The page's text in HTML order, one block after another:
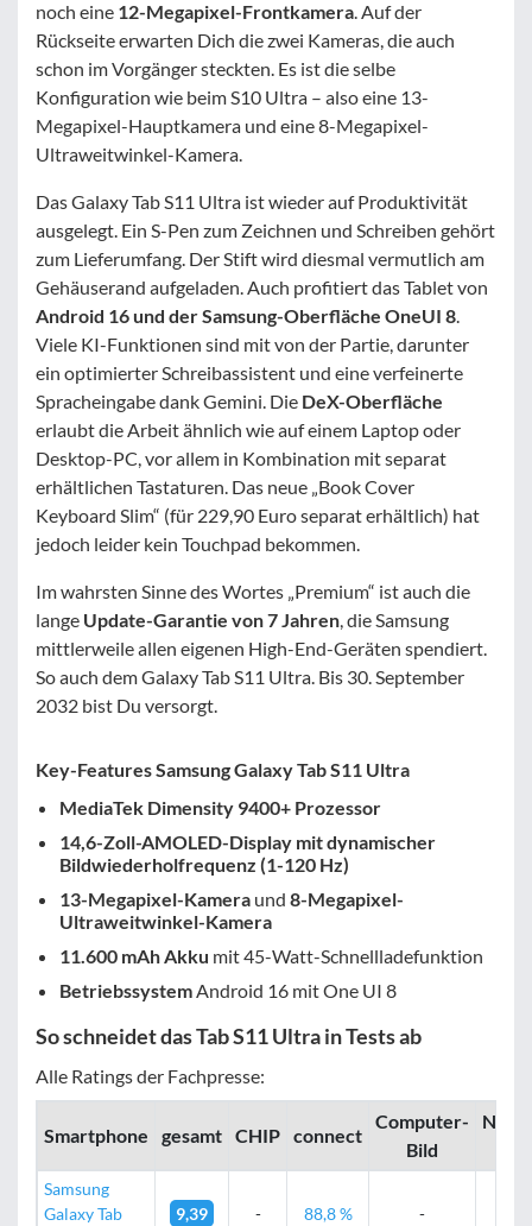
noch eine 12-Megapixel-Frontkamera . Auf der
Rückseite erwarten Dich die zwei Kameras, die auch
schon im Vorgänger steckten. Es ist die selbe
Konfiguration wie beim S10 Ultra – also eine 13-
Megapixel-Hauptkamera und eine 8-Megapixel-
Ultraweitwinkel-Kamera.
Das Galaxy Tab S11 Ultra ist wieder auf Produktivität
ausgelegt. Ein S-Pen zum Zeichnen und Schreiben gehört
zum Lieferumfang. Der Stift wird diesmal vermutlich am
Gehäuserand aufgeladen. Auch profitiert das Tablet von
Android 16 und der Samsung-Oberfläche OneUI 8
Viele KI-Funktionen sind mit von der Partie, darunter
ein optimierter Schreibassistent und eine verfeinerte
Spracheingabe dank Gemini. Die DeX-Oberfläche
erlaubt die Arbeit ähnlich wie auf einem Laptop oder
Desktop-PC, vor allem in Kombination mit separat
erhältlichen Tastaturen. Das neue „Book Cover
Keyboard Slim“ (für 229,90 Euro separat erhältlich) hat
jedoch leider kein Touchpad bekommen.
Im wahrsten Sinne des Wortes „Premium“ ist auch die
lange Update-Garantie von 7 Jahren , die Samsung
mittlerweile allen eigenen High-End-Geräten spendiert.
So auch dem Galaxy Tab S11 Ultra. Bis 30. September
2032 bist Du versorgt.
Key-Features Samsung Galaxy Tab S11 Ultra
MediaTek Dimensity 9400+ Prozessor
14,6-Zoll-AMOLED-Display mit dynamischer
Bildwiederholfrequenz (1-120 Hz)
13-Megapixel-Kamera und 8-Megapixel-
Ultraweitwinkel-Kamera
11.600 mAh Akku mit 45-Watt-Schnellladefunktion
Betriebssystem Android 16 mit One UI 8
So schneidet das Tab S11 Ultra in Tests ab
Alle Ratings der Fachpresse:
Smartphone gesamt CHIP connect
Computer­­
Bild
Samsung
Galaxy Tab
9,39 - 88,8 % -